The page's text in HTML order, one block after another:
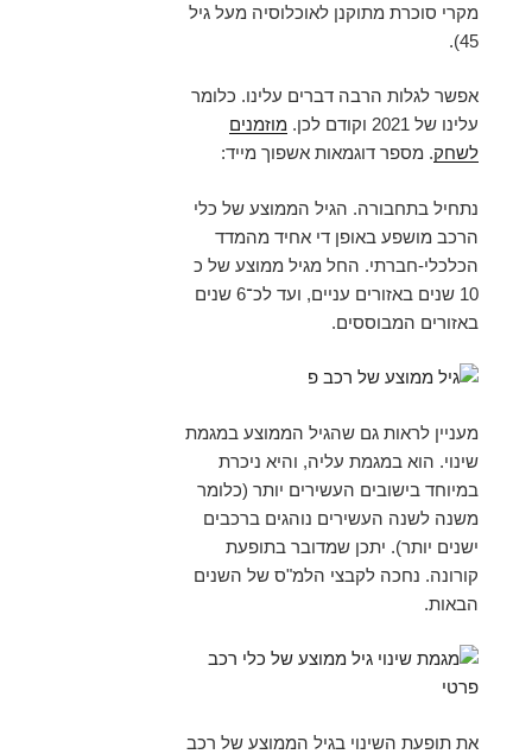
מקרי סוכרת מתוקנן לאוכלוסיה מעל גיל
45).
אפשר לגלות הרבה דברים עלינו. כלומר
עלינו של 2021 וקודם לכן.
מוזמנים
לשחק. מספר דוגמאות אשפוך מייד:
נתחיל בתחבורה. הגיל הממוצע של כלי
הרכב מושפע באופן די אחיד מהמדד
הכלכלי-חברתי. החל מגיל ממוצע של כ
10 שנים באזורים עניים, ועד לכ־6 שנים
באזורים המבוססים.
מעניין לראות גם שהגיל הממוצע במגמת
שינוי. הוא במגמת עליה, והיא ניכרת
במיוחד בישובים העשירים יותר (כלומר
משנה לשנה העשירים נוהגים ברכבים
ישנים יותר). יתכן שמדובר בתופעת
קורונה. נחכה לקבצי הלמ"ס של השנים
הבאות.
את תופעת השינוי בגיל הממוצע של רכב